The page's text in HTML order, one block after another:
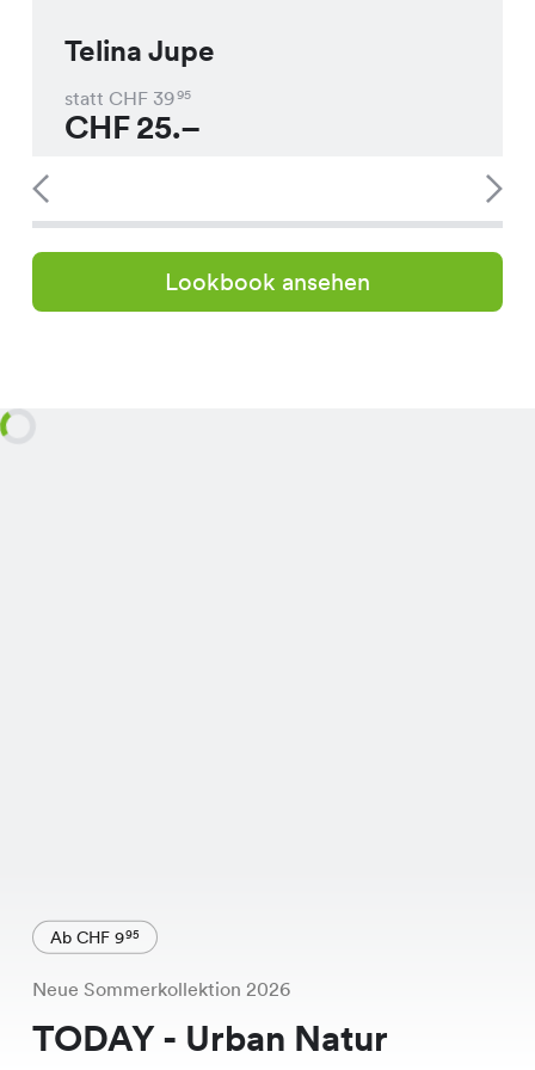
Telina Jupe
statt CHF 3995
CHF25.–
Lookbook ansehen
Ab CHF 995
Neue Sommerkollektion 2026
TODAY - Urban Natur